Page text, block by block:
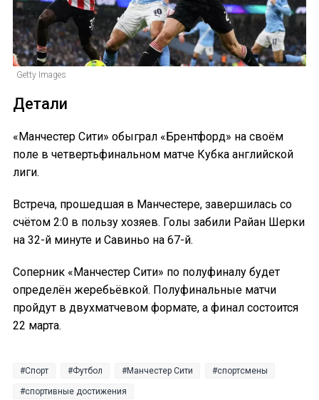
Getty Images
Детали
«Манчестер Сити» обыграл «Брентфорд» на своём
поле в четвертьфинальном матче Кубка английской
лиги.
Встреча, прошедшая в Манчестере, завершилась со
счётом 2:0 в пользу хозяев. Голы забили Райан Шерки
на 32-й минуте и Савиньо на 67-й.
Соперник «Манчестер Сити» по полуфиналу будет
определён жеребьёвкой. Полуфинальные матчи
пройдут в двухматчевом формате, а финал состоится
22 марта.
Спорт Футбол Манчестер Сити спортсмены
спортивные достижения